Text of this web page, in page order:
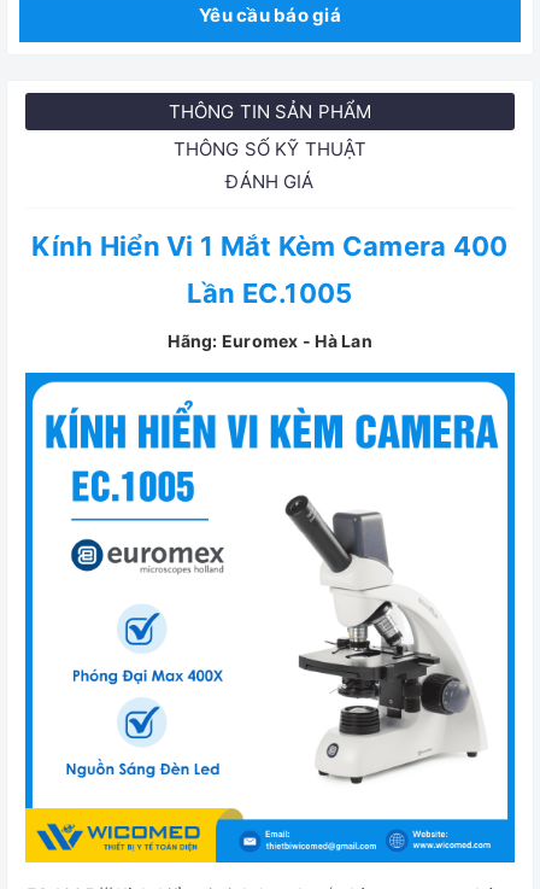
Yêu cầu báo giá
THÔNG TIN SẢN PHẨM
THÔNG SỐ KỸ THUẬT
ĐÁNH GIÁ
Kính Hiển Vi 1 Mắt Kèm Camera 400
Lần EC.1005
Hãng: Euromex - Hà Lan